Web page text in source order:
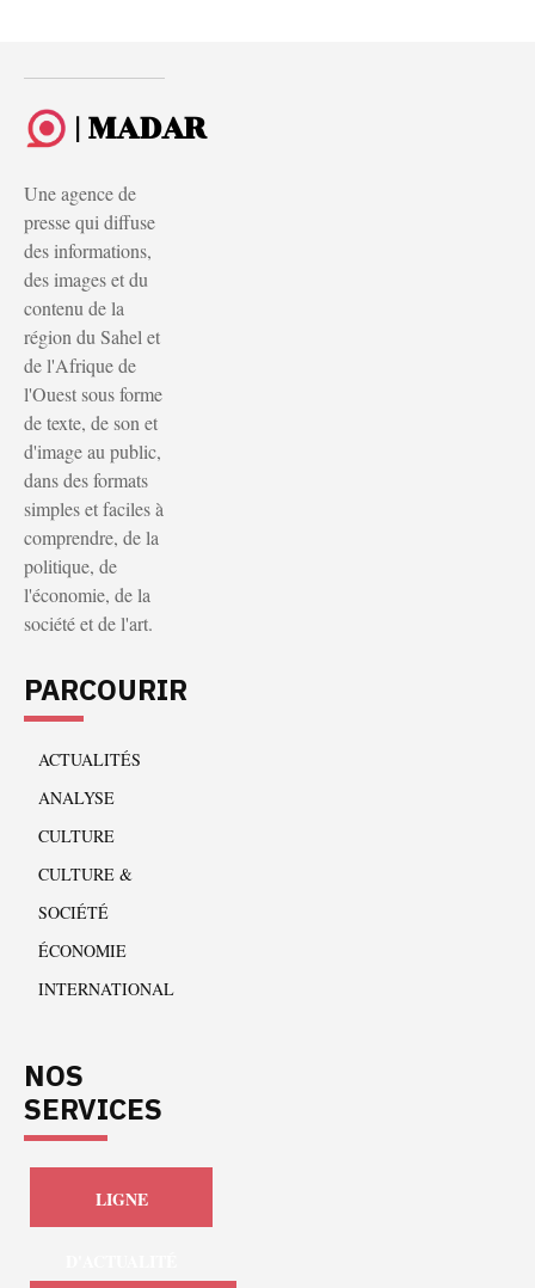
| MADAR
Une agence de
presse qui diffuse
des informations,
des images et du
contenu de la
région du Sahel et
de l'Afrique de
l'Ouest sous forme
de texte, de son et
d'image au public,
dans des formats
simples et faciles à
comprendre, de la
politique, de
l'économie, de la
société et de l'art.
PARCOURIR
ACTUALITÉS
ANALYSE
CULTURE
CULTURE &
SOCIÉTÉ
ÉCONOMIE
INTERNATIONAL
NOS
SERVICES
LIGNE